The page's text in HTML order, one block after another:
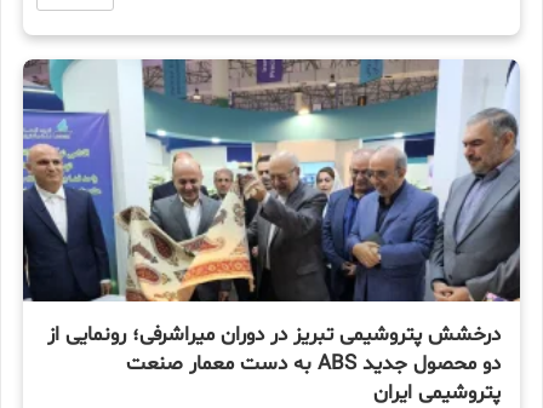
درخشش پتروشیمی تبریز در دوران میراشرفی؛ رونمایی از
دو محصول جدید ABS به دست معمار صنعت
پتروشیمی ایران